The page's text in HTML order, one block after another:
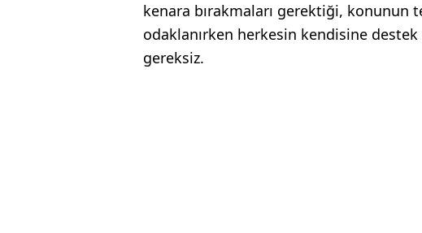
kenara bırakmaları gerektiği,
odaklanırken herkesin kendisine
gereksiz.